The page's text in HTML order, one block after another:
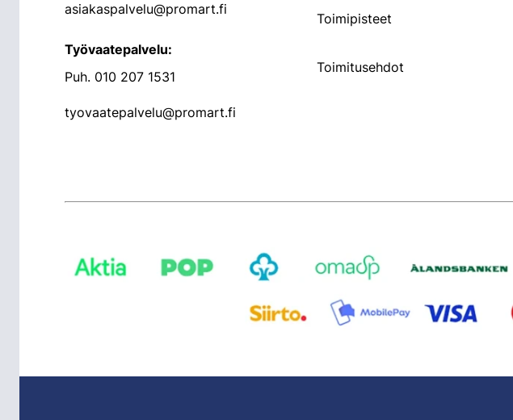
asiakaspalvelu@promart.fi
Työvaatepalvelu:
Puh. 010 207 1531
tyovaatepalvelu@promart.fi
Toimipisteet
Toimitusehdot